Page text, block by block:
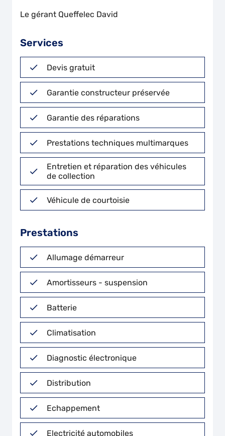
Le gérant Queffelec David
Services
Devis gratuit
Garantie constructeur préservée
Garantie des réparations
Prestations techniques multimarques
Entretien et réparation des véhicules
de collection
Véhicule de courtoisie
Prestations
Allumage démarreur
Amortisseurs - suspension
Batterie
Climatisation
Diagnostic électronique
Distribution
Echappement
Electricité automobiles